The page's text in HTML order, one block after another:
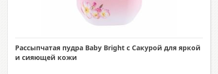
Рассыпчатая пудра Baby Bright с Сакурой для яркой
и сияющей кожи